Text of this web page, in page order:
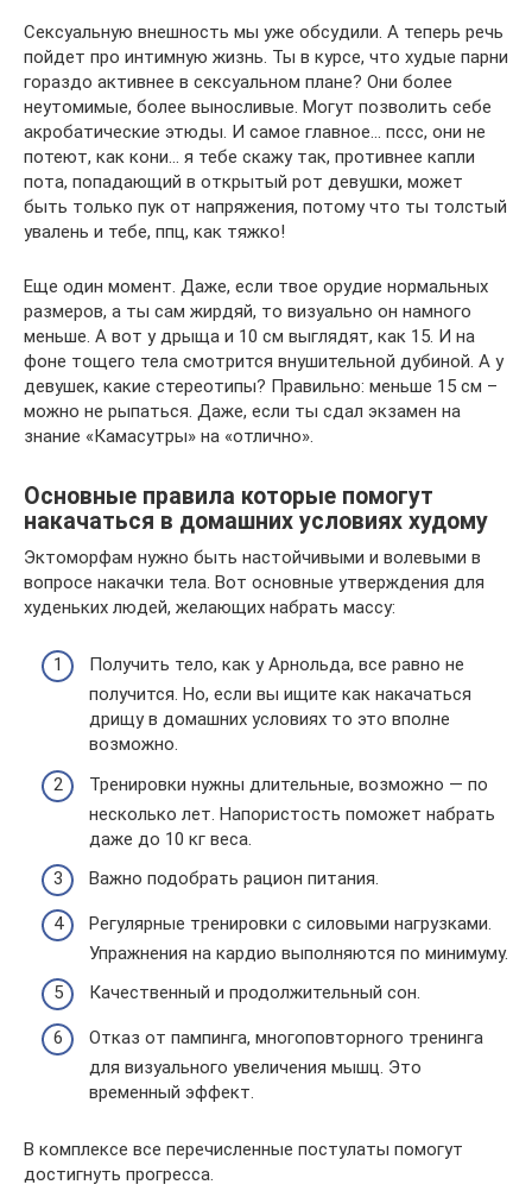
Сексуальную внешность мы уже обсудили. А теперь речь
пойдет про интимную жизнь. Ты в курсе, что худые парни
гораздо активнее в сексуальном плане? Они более
неутомимые, более выносливые. Могут позволить себе
акробатические этюды. И самое главное… пссс, они не
потеют, как кони… я тебе скажу так, противнее капли
пота, попадающий в открытый рот девушки, может
быть только пук от напряжения, потому что ты толстый
увалень и тебе, ппц, как тяжко!
Еще один момент. Даже, если твое орудие нормальных
размеров, а ты сам жирдяй, то визуально он намного
меньше. А вот у дрыща и 10 см выглядят, как 15. И на
фоне тощего тела смотрится внушительной дубиной. А у
девушек, какие стереотипы? Правильно: меньше 15 см –
можно не рыпаться. Даже, если ты сдал экзамен на
знание «Камасутры» на «отлично».
Основные правила которые помогут
накачаться в домашних условиях худому
Эктоморфам нужно быть настойчивыми и волевыми в
вопросе накачки тела. Вот основные утверждения для
худеньких людей, желающих набрать массу:
Получить тело, как у Арнольда, все равно не
получится. Но, если вы ищите как накачаться
дрищу в домашних условиях то это вполне
возможно.
Тренировки нужны длительные, возможно — по
несколько лет. Напористость поможет набрать
даже до 10 кг веса.
Важно подобрать рацион питания.
Регулярные тренировки с силовыми нагрузками.
Упражнения на кардио выполняются по минимуму.
Качественный и продолжительный сон.
Отказ от пампинга, многоповторного тренинга
для визуального увеличения мышц. Это
временный эффект.
В комплексе все перечисленные постулаты помогут
достигнуть прогресса.